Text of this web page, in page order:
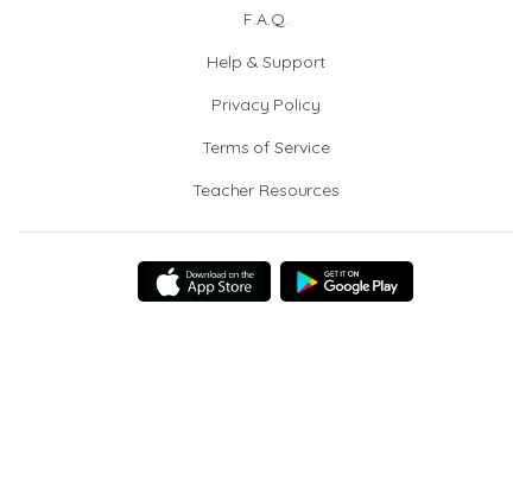
F.A.Q.
Help & Support
Privacy Policy
Terms of Service
Teacher Resources